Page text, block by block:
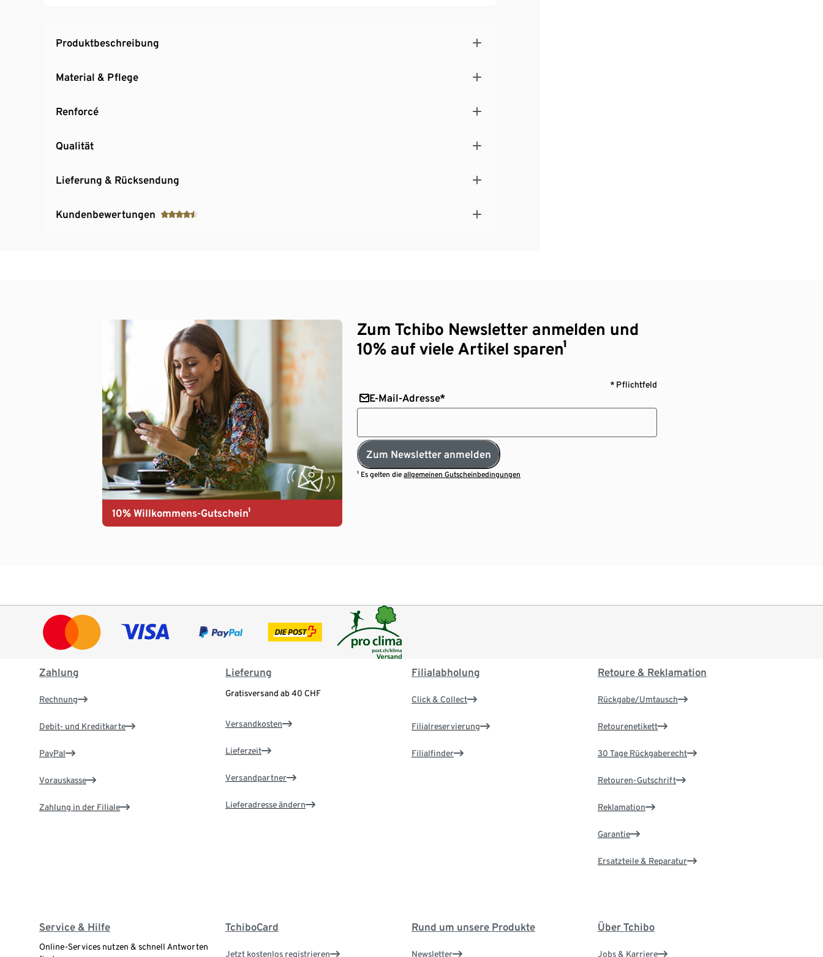
Produktbeschreibung
Material & Pflege
Renforcé
Qualität
Lieferung & Rücksendung
Kundenbewertungen
10% Willkommens-Gutschein¹
Zum Tchibo Newsletter anmelden und
10% auf viele Artikel sparen¹
* Pflichtfeld
E-Mail-Adresse*
Zum Newsletter anmelden
¹ Es gelten dieallgemeinen Gutscheinbedingungen
Zahlung
Rechnung
Debit- und Kreditkarte
PayPal
Vorauskasse
Zahlung in der Filiale
Lieferung
Gratisversand ab 40 CHF
Versandkosten
Lieferzeit
Versandpartner
Lieferadresse ändern
Filialabholung
Click & Collect
Filialreservierung
Filialfinder
Retoure & Reklamation
Rückgabe/Umtausch
Retourenetikett
30 Tage Rückgaberecht
Retouren-Gutschrift
Reklamation
Garantie
Ersatzteile & Reparatur
Service & Hilfe
Online-Services nutzen & schnell Antworten
TchiboCard
Jetzt kostenlos registrieren
Rund um unsere Produkte
Newsletter
Über Tchibo
Jobs & Karriere